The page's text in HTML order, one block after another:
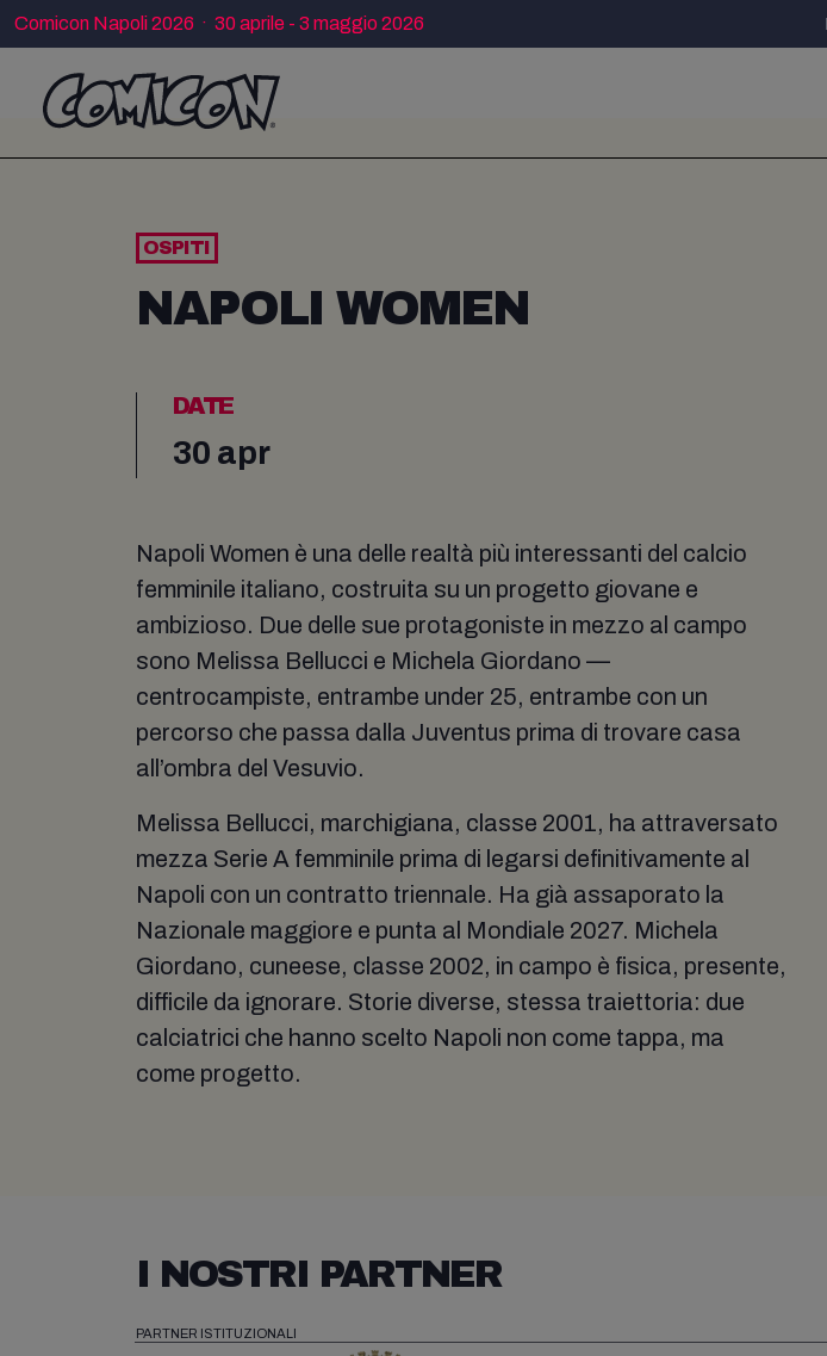
Comicon Napoli 2026 · 30 aprile - 3 maggio 2026
OSPITI
NAPOLI WOMEN
DATE
30 apr
Napoli Women è una delle realtà più interessanti del calcio
femminile italiano, costruita su un progetto giovane e
ambizioso. Due delle sue protagoniste in mezzo al campo
sono Melissa Bellucci e Michela Giordano —
centrocampiste, entrambe under 25, entrambe con un
percorso che passa dalla Juventus prima di trovare casa
all’ombra del Vesuvio.
Melissa Bellucci, marchigiana, classe 2001, ha attraversato
mezza Serie A femminile prima di legarsi definitivamente al
Napoli con un contratto triennale. Ha già assaporato la
Nazionale maggiore e punta al Mondiale 2027. Michela
Giordano, cuneese, classe 2002, in campo è fisica, presente,
difficile da ignorare. Storie diverse, stessa traiettoria: due
calciatrici che hanno scelto Napoli non come tappa, ma
come progetto.
I NOSTRI PARTNER
PARTNER ISTITUZIONALI